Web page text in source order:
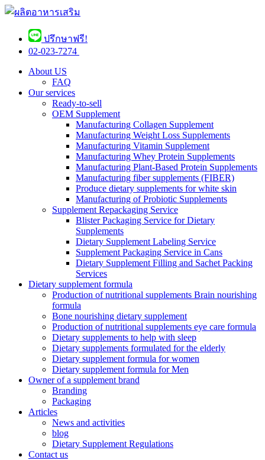
ปรึกษาฟรี!
02-023-7274 ​
About US
FAQ
Our services
Ready-to-sell
OEM Supplement
Manufacturing Collagen Supplement
Manufacturing Weight Loss Supplements
Manufacturing Vitamin Supplement
Manufacturing Whey Protein Supplements
Manufacturing Plant-Based Protein Supplements
Manufacturing fiber supplements (FIBER)
Produce dietary supplements for white skin
Manufacturing of Probiotic Supplements
Supplement Repackaging Service
Blister Packaging Service for Dietary
Supplements​
Dietary Supplement Labeling Service
Supplement Packaging Service in Cans
Dietary Supplement Filling and Sachet Packing
Services
Dietary supplement formula
Production of nutritional supplements Brain nourishing
formula
Bone nourishing dietary supplement
Production of nutritional supplements eye care formula
Dietary supplements to help with sleep
Dietary supplements formulated for the elderly
Dietary supplement formula for women
Dietary supplement formula for Men
Owner of a supplement brand
Branding
Packaging
Articles
News and activities
blog
Dietary Supplement Regulations
Contact us